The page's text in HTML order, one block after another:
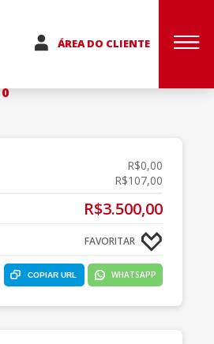
ÁREA DO CLIENTE
0
R$0,00
R$107,00
R$3.500,00
FAVORITAR
WHATSAPP
COPIAR URL